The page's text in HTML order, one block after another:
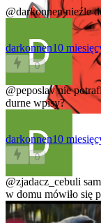
@darkonnennieźle
darkonnen10
0
@peposlavnie
durne wpisy?
darkonnen10
0
@zjadacz_cebuli
w domu mówiło się